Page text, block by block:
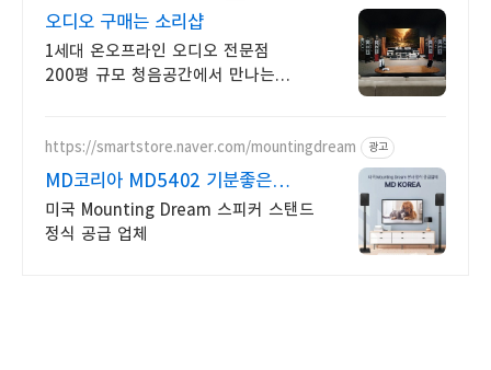
오디오 구매는 소리샵
1세대 온오프라인 오디오 전문점
200평 규모 청음공간에서 만나는
https://smartstore.naver.com/mountingdream 광고
MD코리아 MD5402 기분좋은
경험, 행복한 소리
미국 Mounting Dream 스피커 스탠드
정식 공급 업체